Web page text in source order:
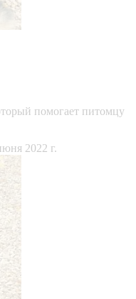
помогает питомцу
2022 г.